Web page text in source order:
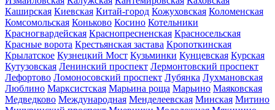
Каширская Киевская Китай-город Кожуховская Коломенская
Комсомольская Коньково Косино Котельники
Красногвардейская Краснопресненская Красносельская
Красные ворота Крестьянская застава Кропоткинская
Крылатское Кузнецкий Мост Кузьминки Кунцевская Курская
Кутузовская Ленинский проспект Лермонтовский проспект
Лефортово Ломоносовский проспект Лубянка Лухмановская
Люблино Марксистская Марьина роща Марьино Маяковская
Медведково Международная Менделеевская Минская Митино